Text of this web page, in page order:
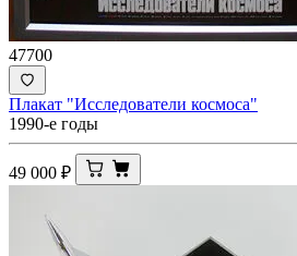
47700
Плакат "Исследователи космоса"
1990-е годы
49 000 ₽